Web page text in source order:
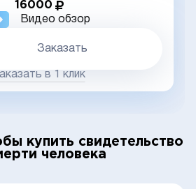
16000
Видео обзор
Заказать
в 1 клик
купить свидетельство
человека